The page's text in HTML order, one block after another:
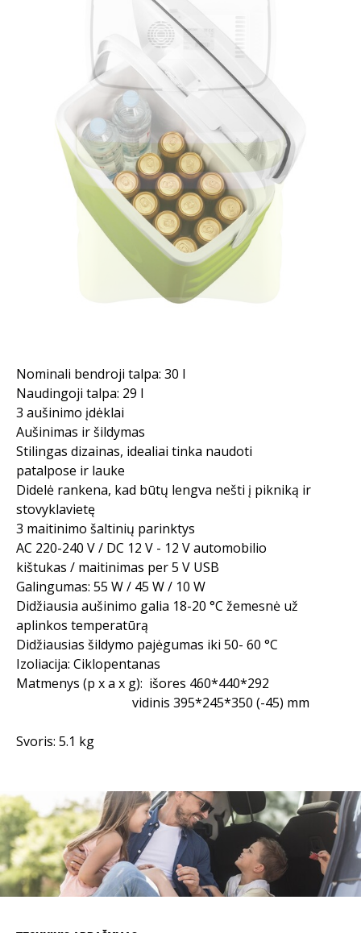
Nominali bendroji talpa: 30 l
Naudingoji talpa: 29 l
3 aušinimo įdėklai
Aušinimas ir šildymas
Stilingas dizainas, idealiai tinka naudoti
patalpose ir lauke
Didelė rankena, kad būtų lengva nešti į pikniką ir
stovyklavietę
3 maitinimo šaltinių parinktys
AC 220-240 V / DC 12 V - 12 V automobilio
kištukas / maitinimas per 5 V USB
Galingumas: 55 W / 45 W / 10 W
Didžiausia aušinimo galia 18-20 °C žemesnė už
aplinkos temperatūrą
Didžiausias šildymo pajėgumas iki 50- 60 °C
Izoliacija: Ciklopentanas
Matmenys (p x a x g): išores 460*440*292
vidinis 395*245*350 (-45) mm
Svoris: 5.1 kg